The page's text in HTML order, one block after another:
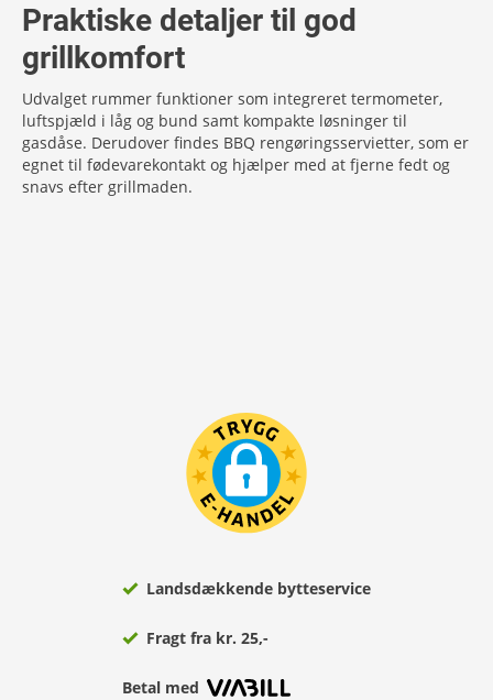
Praktiske detaljer til god
grillkomfort
Udvalget rummer funktioner som integreret termometer,
luftspjæld i låg og bund samt kompakte løsninger til
gasdåse. Derudover findes BBQ rengøringsservietter, som er
egnet til fødevarekontakt og hjælper med at fjerne fedt og
snavs efter grillmaden.
Landsdækkende bytteservice
Fragt fra kr. 25,-
Betal med